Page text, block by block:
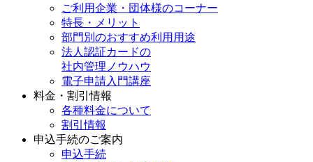
ご利用企業・団体様のコーナー
特長・メリット
部門別のおすすめ利用用途
法人認証カードの
社内管理ノウハウ
電子申請入門講座
料金・割引情報
各種料金について
割引情報
申込手続のご案内
申込手続